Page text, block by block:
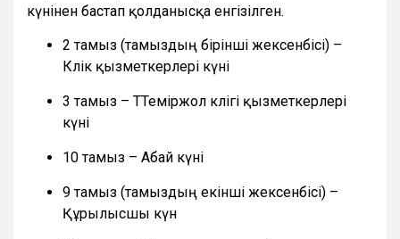
күнінен бастап қолданысқа енгізілген.
2 тамыз (тамыздың бірінші жексенбісі) –
Көлік қызметкерлері күні
3 тамыз – ТТеміржол көлігі қызметкерлері
күні
10 тамыз – Абай күні
9 тамыз (тамыздың екінші жексенбісі) –
Құрылысшы күн